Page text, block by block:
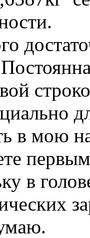
в мою
в